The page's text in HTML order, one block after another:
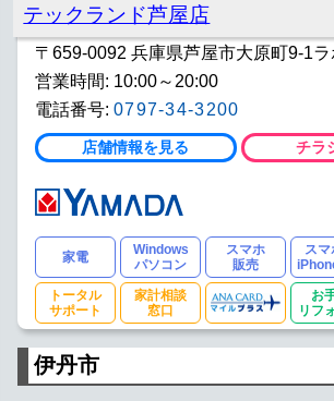
テックランド芦屋店
〒659-0092 兵庫県芦屋市大原町9-1
営業時間: 10:00～20:00
電話番号: 0797-34-3200
店舗情報を見る チラ
家電
Windows
パソコン
スマホ
販売
スマ
トータル
サポート
家計相談
窓口
お
リフ
伊丹市